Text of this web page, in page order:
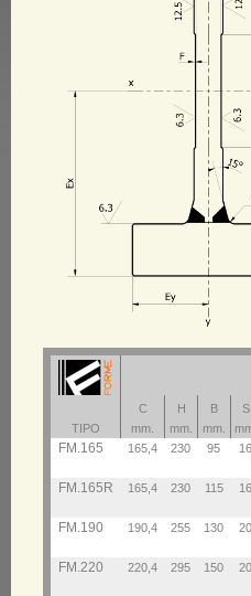
TIPO
C
mm.
H
mm.
B
mm.
S
FM.165 165,4 230 95 16
FM.165R 165,4 230 115 16
FM.190 190,4 255 130 20
FM.220 220,4 295 150 20